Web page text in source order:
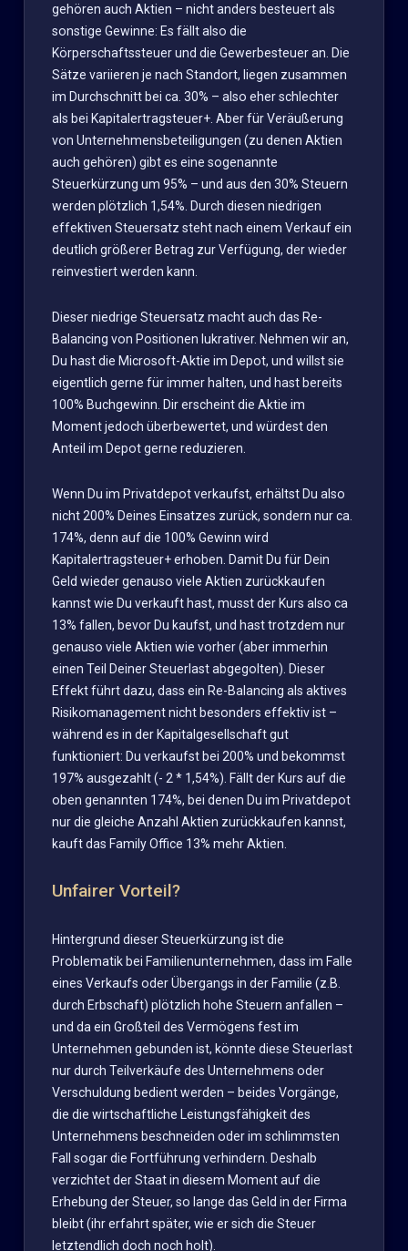
gehören auch Aktien – nicht anders besteuert als
sonstige Gewinne: Es fällt also die
Körperschaftssteuer und die Gewerbesteuer an. Die
Sätze variieren je nach Standort, liegen zusammen
im Durchschnitt bei ca. 30% – also eher schlechter
als bei Kapitalertragsteuer+. Aber für Veräußerung
von Unternehmensbeteiligungen (zu denen Aktien
auch gehören) gibt es eine sogenannte
Steuerkürzung um 95% – und aus den 30% Steuern
werden plötzlich 1,54%. Durch diesen niedrigen
effektiven Steuersatz steht nach einem Verkauf ein
deutlich größerer Betrag zur Verfügung, der wieder
reinvestiert werden kann.
Dieser niedrige Steuersatz macht auch das Re-
Balancing von Positionen lukrativer. Nehmen wir an,
Du hast die Microsoft-Aktie im Depot, und willst sie
eigentlich gerne für immer halten, und hast bereits
100% Buchgewinn. Dir erscheint die Aktie im
Moment jedoch überbewertet, und würdest den
Anteil im Depot gerne reduzieren.
Wenn Du im Privatdepot verkaufst, erhältst Du also
nicht 200% Deines Einsatzes zurück, sondern nur ca.
174%, denn auf die 100% Gewinn wird
Kapitalertragsteuer+ erhoben. Damit Du für Dein
Geld wieder genauso viele Aktien zurückkaufen
kannst wie Du verkauft hast, musst der Kurs also ca
13% fallen, bevor Du kaufst, und hast trotzdem nur
genauso viele Aktien wie vorher (aber immerhin
einen Teil Deiner Steuerlast abgegolten). Dieser
Effekt führt dazu, dass ein Re-Balancing als aktives
Risikomanagement nicht besonders effektiv ist –
während es in der Kapitalgesellschaft gut
funktioniert: Du verkaufst bei 200% und bekommst
197% ausgezahlt (- 2 * 1,54%). Fällt der Kurs auf die
oben genannten 174%, bei denen Du im Privatdepot
nur die gleiche Anzahl Aktien zurückkaufen kannst,
kauft das Family Office 13% mehr Aktien.
Unfairer Vorteil?
Hintergrund dieser Steuerkürzung ist die
Problematik bei Familienunternehmen, dass im Falle
eines Verkaufs oder Übergangs in der Familie (z.B.
durch Erbschaft) plötzlich hohe Steuern anfallen –
und da ein Großteil des Vermögens fest im
Unternehmen gebunden ist, könnte diese Steuerlast
nur durch Teilverkäufe des Unternehmens oder
Verschuldung bedient werden – beides Vorgänge,
die die wirtschaftliche Leistungsfähigkeit des
Unternehmens beschneiden oder im schlimmsten
Fall sogar die Fortführung verhindern. Deshalb
verzichtet der Staat in diesem Moment auf die
Erhebung der Steuer, so lange das Geld in der Firma
bleibt (ihr erfahrt später, wie er sich die Steuer
letztendlich doch noch holt).